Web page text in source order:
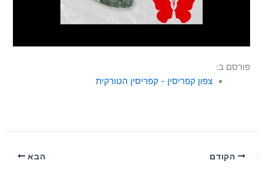
פורסם ב:
צפון קפריסין - קפריסין הטורקית
הקודם הבא